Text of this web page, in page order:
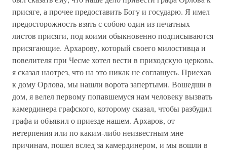
присяге, а прочее предоставить Богу и государю. Я имел
предосторожность взять с собою один из печатных
листов присяги, под коими обыкновенно подписываются
присягающие. Архарову, который своего милостивца и
повелителя при Чесме хотел вести в приходскую церковь,
я сказал наотрез, что на это никак не соглашусь. Приехав
к дому Орлова, мы нашли ворота запертыми. Вошедши в
дом, я велел первому попавшемуся нам человеку вызвать
камердинера графского, которому сказал, чтобы разбудил
графа и объявил о приезде нашем. Архаров, от
нетерпения или по каким-либо неизвестным мне
причинам, пошел вслед за камердинером, и мы вошли в